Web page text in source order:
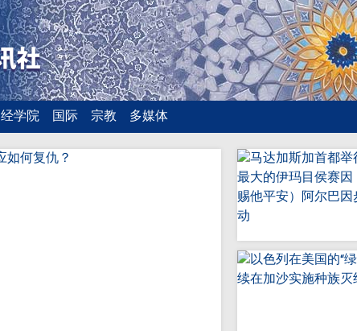
经学院 国际 宗教 多媒体